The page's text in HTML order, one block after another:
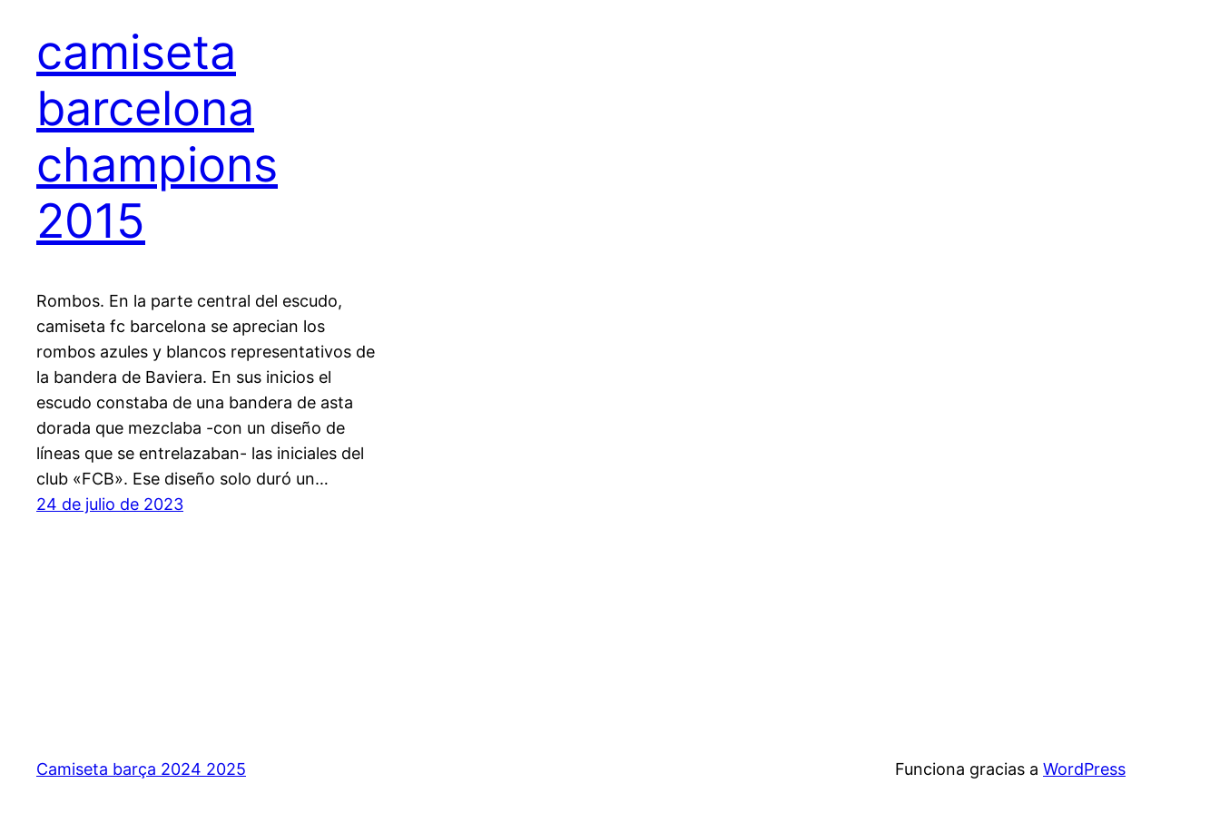
camiseta
barcelona
champions
2015
Rombos. En la parte central del escudo,
camiseta fc barcelona se aprecian los
rombos azules y blancos representativos de
la bandera de Baviera. En sus inicios el
escudo constaba de una bandera de asta
dorada que mezclaba -con un diseño de
líneas que se entrelazaban- las iniciales del
club «FCB». Ese diseño solo duró un…
24 de julio de 2023
Camiseta barça 2024 2025 Funciona gracias a WordPress